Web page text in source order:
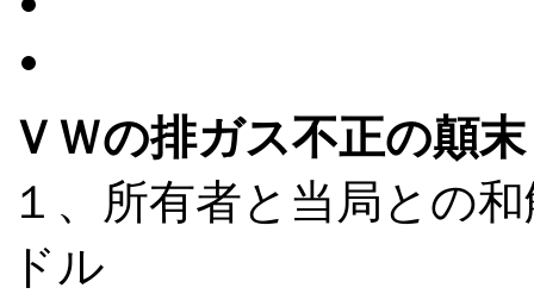
ＶＷの排ガス不正の顛末
１、所有者と当局との
ドル